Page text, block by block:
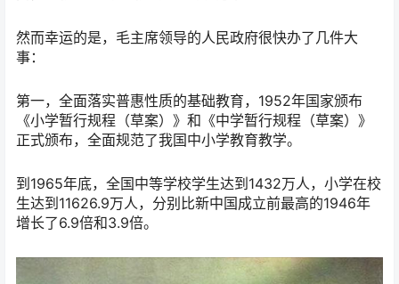
然而幸运的是，毛主席领导的人民政府很快办了几件大
事：
第一，全面落实普惠性质的基础教育，1952年国家颁布
《小学暂行规程（草案）》和《中学暂行规程（草案）》
正式颁布，全面规范了我国中小学教育教学。
到1965年底，全国中等学校学生达到1432万人，小学在校
生达到11626.9万人，分别比新中国成立前最高的1946年
增长了6.9倍和3.9倍。